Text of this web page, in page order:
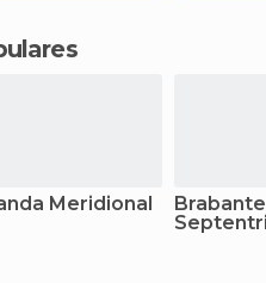
Meridional
Brabante